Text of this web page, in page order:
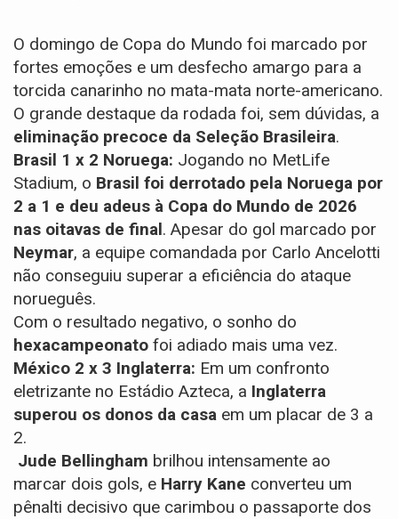
O domingo de Copa do Mundo foi marcado por
fortes emoções e um desfecho amargo para a
torcida canarinho no mata-mata norte-americano.
O grande destaque da rodada foi, sem dúvidas, a
eliminação precoce da Seleção Brasileira.
Brasil 1 x 2 Noruega: Jogando no MetLife
Stadium, o Brasil foi derrotado pela Noruega por
2 a 1 e deu adeus à Copa do Mundo de 2026
nas oitavas de final. Apesar do gol marcado por
Neymar, a equipe comandada por Carlo Ancelotti
não conseguiu superar a eficiência do ataque
norueguês.
Com o resultado negativo, o sonho do
hexacampeonato foi adiado mais uma vez.
México 2 x 3 Inglaterra: Em um confronto
eletrizante no Estádio Azteca, a Inglaterra
superou os donos da casa em um placar de 3 a
2.
Jude Bellingham brilhou intensamente ao
marcar dois gols, e Harry Kane converteu um
pênalti decisivo que carimbou o passaporte dos